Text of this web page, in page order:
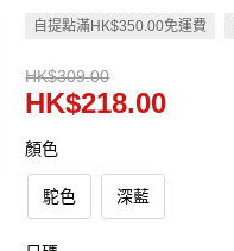
自提點滿HK$350.00免運費
HK$309.00
HK$218.00
顏色
駝色 深藍